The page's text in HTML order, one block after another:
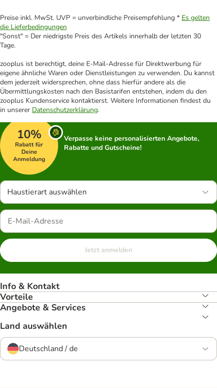
Preise inkl. MwSt. UVP = unverbindliche Preisempfehlung * Es gelten
die Lieferbedingungen
"Sonst" = Der niedrigste Preis des Artikels innerhalb der letzten 30
Tage.
zooplus ist berechtigt, deine E-Mail-Adresse für Direktwerbung für
eigene ähnliche Waren oder Dienstleistungen zu verwenden. Du kannst
dem jederzeit widersprechen, ohne dass hierfür andere als die
Übermittlungskosten nach den Basistarifen entstehen, indem du den
zooplus Kundenservice kontaktierst. Weitere Informationen findest du
in unserer Datenschutzerklärung.
10%
Rabatt für
Deine
Anmeldung
Verpasse keine personalisierten Angebote,
Rabatte und Gutscheine!
Haustierart auswählen
Jetzt anmelden
Info & Kontakt
Vorteile
Angebote & Services
Land auswählen
Deutschland / de